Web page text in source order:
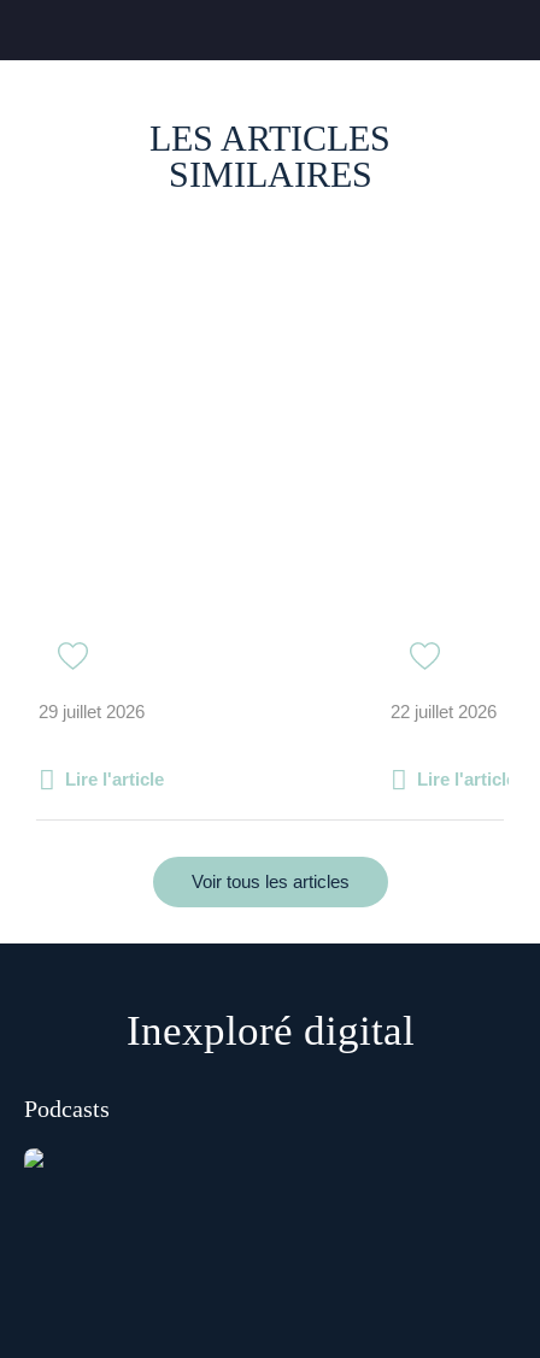
LES ARTICLES
SIMILAIRES
29 juillet 2026
Lire l'article
22 juillet 2026
Lire l'article
Voir tous les articles
Inexploré digital
Podcasts